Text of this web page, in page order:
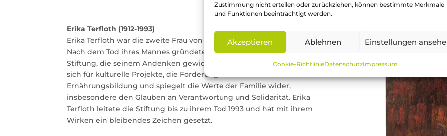
Zustimmung nicht erteilen oder zurückziehen, können bestimmte Merkmale
und Funktionen beeinträchtigt werden.
Akzeptieren Ablehnen Einstellungen
Cookie-RichtlinieDatenschutzImpressum
Erika Terfloth (1912-1993)
Erika Terfloth war die zweite Frau von Fritz Terfloth.
Nach dem Tod ihres Mannes gründete sie 1987 die Fritz-Terfloth-
Stiftung, die seinem Andenken gewidmet ist. Die Stiftung engagiert
sich für kulturelle Projekte, die Förderung von Wissenschaft und
Ernährungsbildung und spiegelt die Werte der Familie wider,
insbesondere den Glauben an Verantwortung und Solidarität. Erika
Terfloth leitete die Stiftung bis zu ihrem Tod 1993 und hat mit ihrem
Wirken ein bleibendes Zeichen gesetzt.